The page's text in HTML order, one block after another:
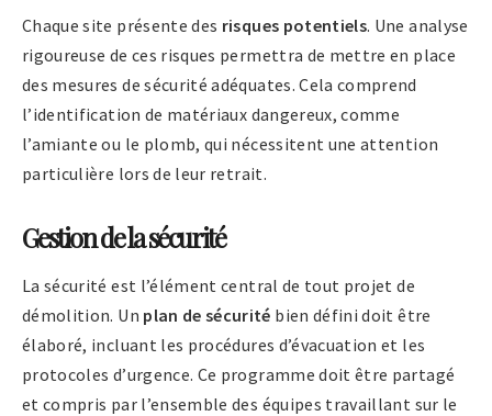
Chaque site présente des risques potentiels. Une analyse
rigoureuse de ces risques permettra de mettre en place
des mesures de sécurité adéquates. Cela comprend
l’identification de matériaux dangereux, comme
l’amiante ou le plomb, qui nécessitent une attention
particulière lors de leur retrait.
Gestion de la sécurité
La sécurité est l’élément central de tout projet de
démolition. Un plan de sécurité bien défini doit être
élaboré, incluant les procédures d’évacuation et les
protocoles d’urgence. Ce programme doit être partagé
et compris par l’ensemble des équipes travaillant sur le